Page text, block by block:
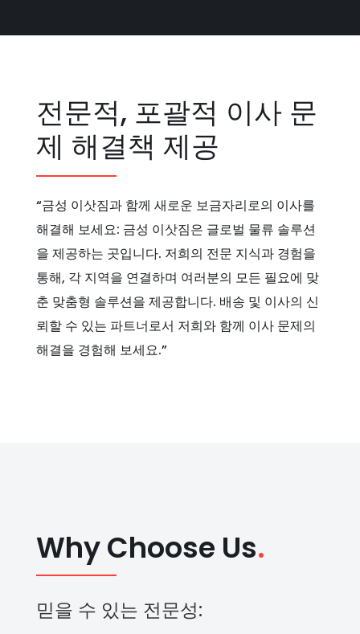
전문적, 포괄적 이사 문
제 해결책 제공
“금성 이삿짐과 함께 새로운 보금자리로의 이사를
해결해 보세요: 금성 이삿짐은 글로벌 물류 솔루션
을 제공하는 곳입니다. 저희의 전문 지식과 경험을
통해, 각 지역을 연결하며 여러분의 모든 필요에 맞
춘 맞춤형 솔루션을 제공합니다. 배송 및 이사의 신
뢰할 수 있는 파트너로서 저희와 함께 이사 문제의
해결을 경험해 보세요.”
Why Choose Us.
믿을 수 있는 전문성: